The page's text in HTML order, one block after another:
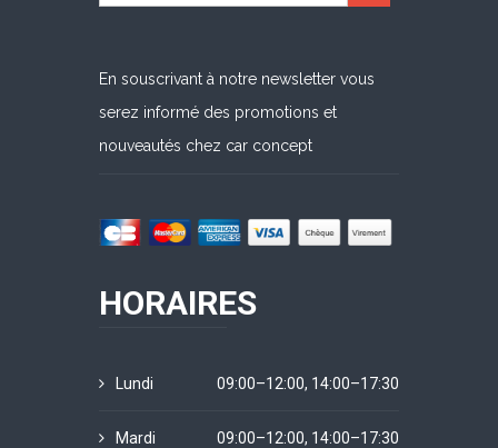
En souscrivant à notre newsletter vous
serez informé des promotions et
nouveautés chez car concept
HORAIRES
Lundi 09:00–12:00, 14:00–17:30
Mardi 09:00–12:00, 14:00–17:30